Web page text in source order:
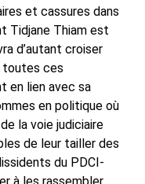
et cassures dans
Tidjane Thiam est
d’autant croiser
toutes ces
en lien avec sa
en politique où
la voie judiciaire
de leur tailler des
du PDCI-